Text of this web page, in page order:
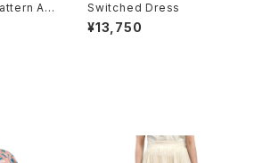
Ap
Switched Dress
¥13,750